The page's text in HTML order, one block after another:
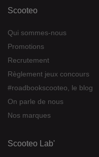
Scooteo
Qui sommes-nous
Promotions
Recrutement
Règlement jeux concours
#roadbookscooteo, le blog
On parle de nous
Nos marques
Scooteo Lab'